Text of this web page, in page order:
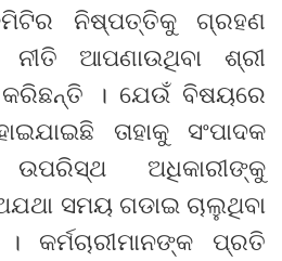
ନିଷ୍ପତ୍ତିକୁ ଗ୍ରହଣ
ନୀତି ଆପଣାଉଥିବା ଶ୍ରୀ
। ଯେଉଁ ବିଷୟରେ
ତାହାକୁ ସଂପାଦକ
ଅଧିକାରୀଙ୍କୁ
ସମୟ ଗଡାଇ ଚାଲୁଥିବା
ପ୍ରତି